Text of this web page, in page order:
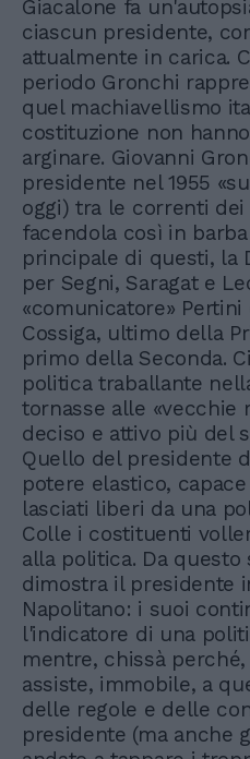
Giacalone fa
ciascun presidente,
attualmente in carica.
periodo Gronchi
quel machiavellismo
costituzione non
arginare. Giovanni
presidente nel 1955
oggi) tra le correnti
facendola così in
principale di questi, la
per Segni, Saragat e
«comunicatore»
Cossiga, ultimo della
primo della Seconda.
politica traballante
tornasse alle «vecchie
deciso e attivo più del
Quello del presidente
potere elastico,
lasciati liberi da una
Colle i costituenti
alla politica. Da questo
dimostra il presidente
Napolitano: i suoi
l'indicatore di una
mentre, chissà
assiste, immobile, a
delle regole e delle
presidente (ma anche